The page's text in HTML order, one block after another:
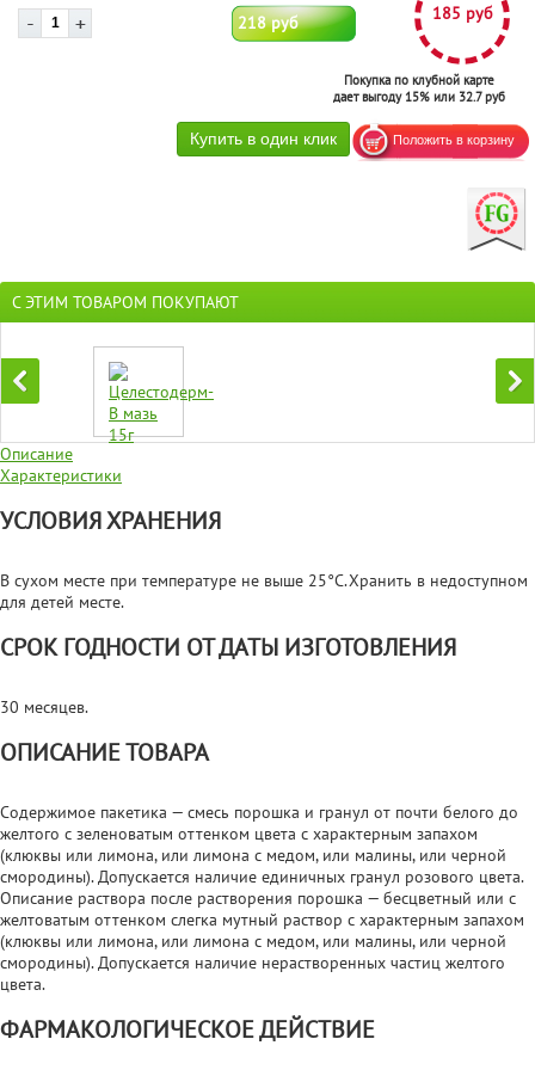
218 руб 185 руб
Покупка по клубной карте
дает выгоду 15% или 32.7 руб
С ЭТИМ ТОВАРОМ ПОКУПАЮТ
Описание
Характеристики
УСЛОВИЯ ХРАНЕНИЯ
В сухом месте при температуре не выше 25°С.Хранить в недоступном
для детей месте.
СРОК ГОДНОСТИ ОТ ДАТЫ ИЗГОТОВЛЕНИЯ
30 месяцев.
ОПИСАНИЕ ТОВАРА
Содержимое пакетика — смесь порошка и гранул от почти белого до
желтого с зеленоватым оттенком цвета с характерным запахом
(клюквы или лимона, или лимона с медом, или малины, или черной
смородины). Допускается наличие единичных гранул розового цвета.
Описание раствора после растворения порошка — бесцветный или с
желтоватым оттенком слегка мутный раствор с характерным запахом
(клюквы или лимона, или лимона с медом, или малины, или черной
смородины). Допускается наличие нерастворенных частиц желтого
цвета.
ФАРМАКОЛОГИЧЕСКОЕ ДЕЙСТВИЕ